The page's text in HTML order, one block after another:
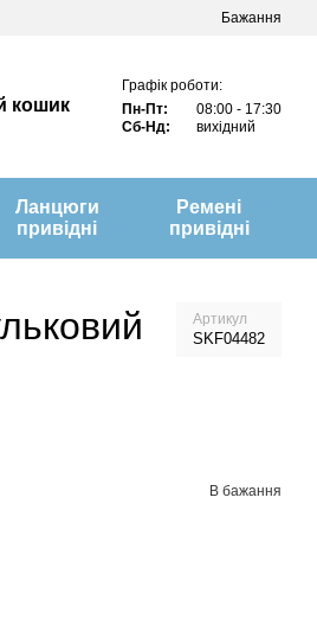
Бажання
кошик
Графік роботи:
Пн-Пт:
08:00 - 17:30
Сб-Нд:
вихідний
Ланцюги
привідні
Ремені
привідні
Артикул
SKF04482
В бажання